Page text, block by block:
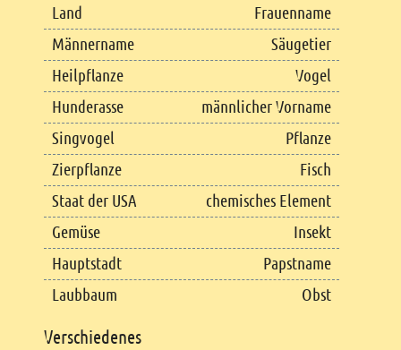
Land
Frauenname
Männername
Säugetier
Heilpflanze
Vogel
Hunderasse
männlicher Vorname
Singvogel
Pflanze
Zierpflanze
Fisch
Staat der USA
chemisches Element
Gemüse
Insekt
Hauptstadt
Papstname
Laubbaum
Obst
Verschiedenes